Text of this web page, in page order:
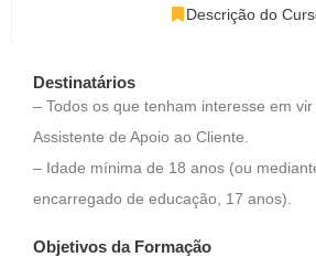
Descrição do
Destinatários
– Todos os que tenham interesse em
Assistente de Apoio ao Cliente.
– Idade mínima de 18 anos (ou
encarregado de educação, 17 anos).
Objetivos da Formação